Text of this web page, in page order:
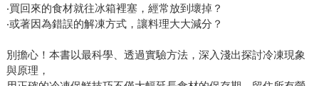
‧買回來的食材就往冰箱裡塞，經常放到壞掉？
‧或著因為錯誤的解凍方式，讓料理大大減分？
別擔心！本書以最科學、透過實驗方法，深入淺出探討冷凍現象
與原理，